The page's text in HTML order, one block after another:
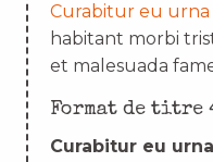
Curabitur eu
habitant morbi
et malesuada
Format de titre
Curabitur eu